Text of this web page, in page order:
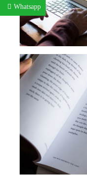
Whatsapp